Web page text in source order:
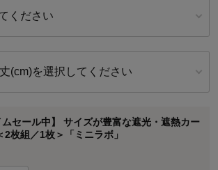
ください
(cm)を選択してください
ムセール中】 サイズが豊富な遮光・遮熱カー
2枚組／1枚＞「ミニラボ」